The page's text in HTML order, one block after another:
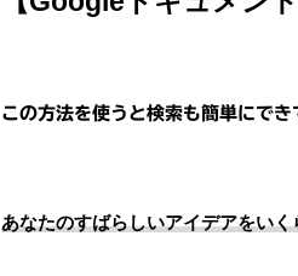
この方法を使うと検索も簡単にでき
あなたのすばらしいアイデアをい